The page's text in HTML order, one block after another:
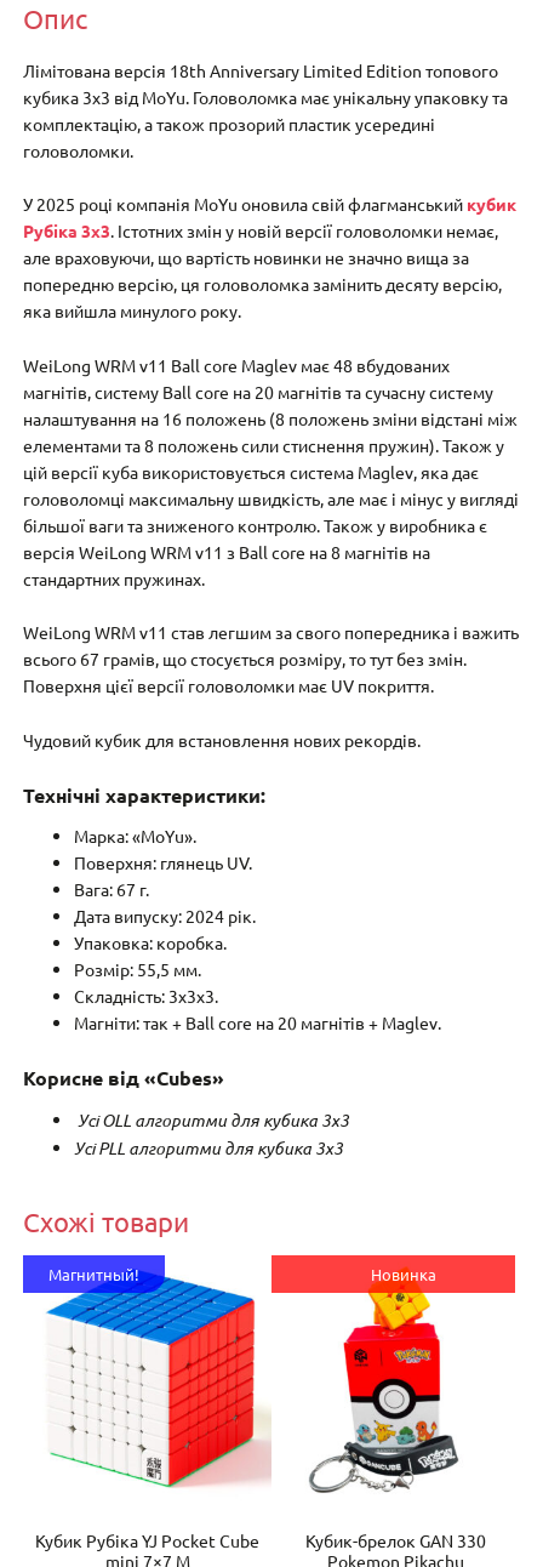
Опис
Лімітована версія 18th Anniversary Limited Edition топового
кубика 3х3 від MoYu. Головоломка має унікальну упаковку та
комплектацію, а також прозорий пластик усередині
головоломки.
У 2025 році компанія MoYu оновила свій флагманський кубик
Рубіка 3х3. Істотних змін у новій версії головоломки немає,
але враховуючи, що вартість новинки не значно вища за
попередню версію, ця головоломка замінить десяту версію,
яка вийшла минулого року.
WeiLong WRM v11 Ball core Maglev має 48 вбудованих
магнітів, систему Ball core на 20 магнітів та сучасну систему
налаштування на 16 положень (8 положень зміни відстані між
елементами та 8 положень сили стиснення пружин). Також у
цій версії куба використовується система Maglev, яка дає
головоломці максимальну швидкість, але має і мінус у вигляді
більшої ваги та зниженого контролю. Також у виробника є
версія WeiLong WRM v11 з Ball core на 8 магнітів на
стандартних пружинах.
WeiLong WRM v11 став легшим за свого попередника і важить
всього 67 грамів, що стосується розміру, то тут без змін.
Поверхня цієї версії головоломки має UV покриття.
Чудовий кубик для встановлення нових рекордів.
Технічні характеристики:
Марка: «MoYu».
Поверхня: глянець UV.
Вага: 67 г.
Дата випуску: 2024 рік.
Упаковка: коробка.
Розмір: 55,5 мм.
Складність: 3x3x3.
Магніти: так + Ball core на 20 магнітів + Maglev.
Корисне від «Cubes»
Усі OLL алгоритми для кубика 3х3
Усі PLL алгоритми для кубика 3х3
Схожі товари
Кубик Рубіка YJ Pocket Cube
mini 7×7 M
Магнитный!
Кубик-брелок GAN 330
Pokemon Pikachu
Новинка